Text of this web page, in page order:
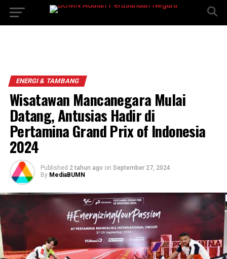
ENERGI & TAMBANG
Wisatawan Mancanegara Mulai
Datang, Antusias Hadir di
Pertamina Grand Prix of Indonesia
2024
Published 2 tahun ago on September 27, 2024
By MediaBUMN